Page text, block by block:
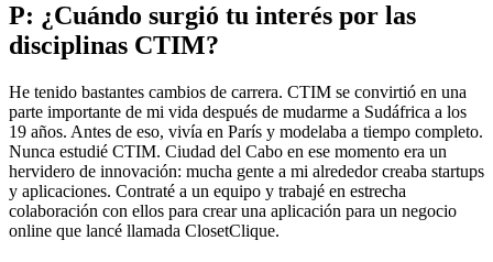
P: ¿Cuándo surgió tu interés por las
disciplinas CTIM?
He tenido bastantes cambios de carrera. CTIM se convirtió en una
parte importante de mi vida después de mudarme a Sudáfrica a los
19 años. Antes de eso, vivía en París y modelaba a tiempo completo.
Nunca estudié CTIM. Ciudad del Cabo en ese momento era un
hervidero de innovación: mucha gente a mi alrededor creaba startups
y aplicaciones. Contraté a un equipo y trabajé en estrecha
colaboración con ellos para crear una aplicación para un negocio
online que lancé llamada ClosetClique.